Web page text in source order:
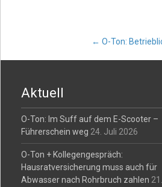
Post
navigation
← O-Ton:
Aktuell
O-Ton: Im Suff auf dem E-Scooter –
Führerschein weg 24. Juli 2026
O-Ton + Kollegengespräch:
Hausratversicherung muss auch für
Abwasser nach Rohrbruch zahlen